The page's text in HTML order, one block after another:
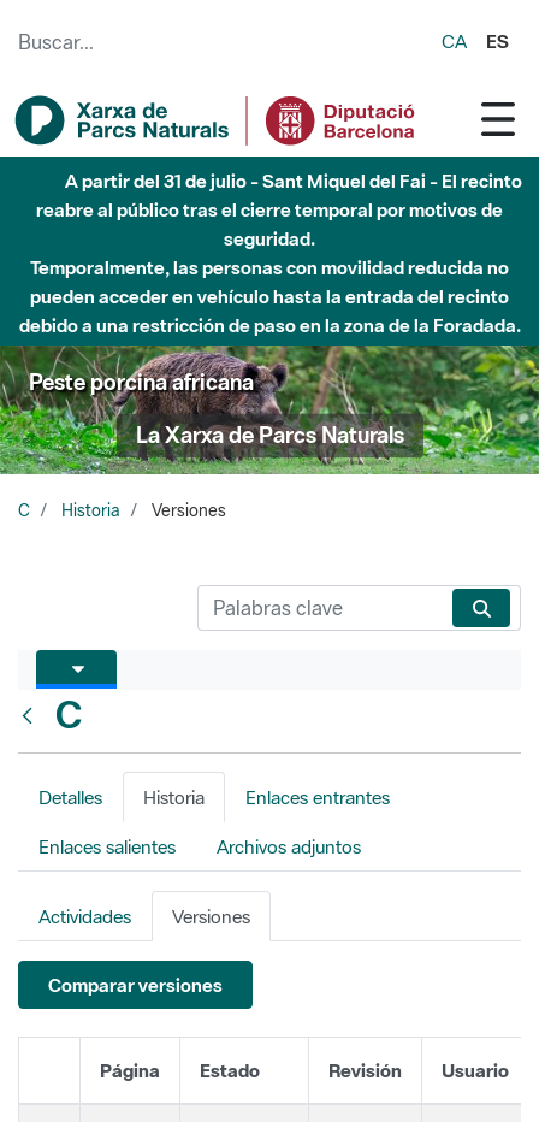
CA ES
A partir del 31 de julio - Sant Miquel del Fai - El recinto
reabre al público tras el cierre temporal por motivos de
seguridad.
Temporalmente, las personas con movilidad reducida no
pueden acceder en vehículo hasta la entrada del recinto
debido a una restricción de paso en la zona de la Foradada.
Peste porcina africana
La Xarxa de Parcs Naturals
C Historia Versiones
C
Detalles Historia Enlaces entrantes
Enlaces salientes Archivos adjuntos
Actividades Versiones
Comparar versiones
Página Estado Revisión Usuario